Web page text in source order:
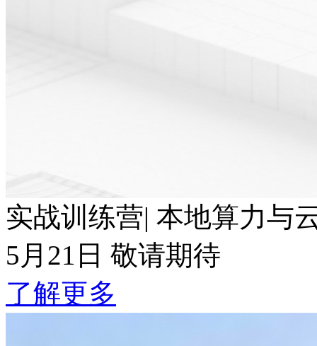
实战训练营| 本地算力与云
5月21日 敬请期待
了解更多